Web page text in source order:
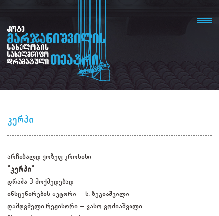
კერპი
არჩიბალდ ჟოზეფ კრონინი
"კერპი"
დრამა 3 მოქმედებად
ინსცენირების ავტორი – ს. ბეგიაშვილი
დამდგმელი რეჟისორი – ვასო გოძიაშვილი